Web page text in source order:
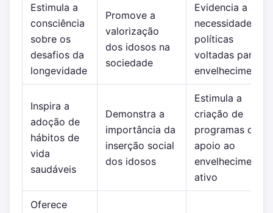
Estimula a
consciência
sobre os
desafios da
longevidade
Promove a
valorização
dos idosos na
sociedade
Evidencia a
necessidade de
políticas
voltadas para o
envelhecimento
Inspira a
adoção de
hábitos de
vida
saudáveis
Demonstra a
importância da
inserção social
dos idosos
Estimula a
criação de
programas de
apoio ao
envelhecimento
ativo
Oferece